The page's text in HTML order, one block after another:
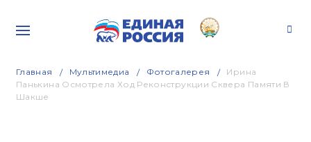
Главная Мультимедиа Фотогалерея
Ирина
Панькина Осмотрела Ход Реконструкции Сквера Памяти В
Шакше